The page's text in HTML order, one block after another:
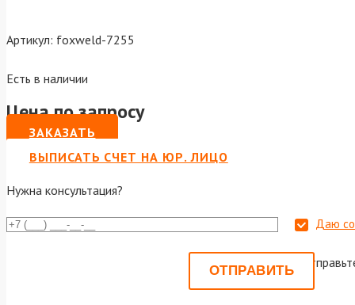
Артикул: foxweld-7255
Есть в наличии
Цена по запросу
ЗАКАЗАТЬ
ВЫПИСАТЬ СЧЕТ НА ЮР. ЛИЦО
Нужна консультация?
Даю
Или